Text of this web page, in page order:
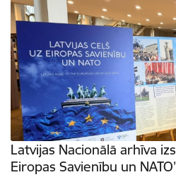
Latvijas Nacionālā arhīva
Eiropas Savienību un